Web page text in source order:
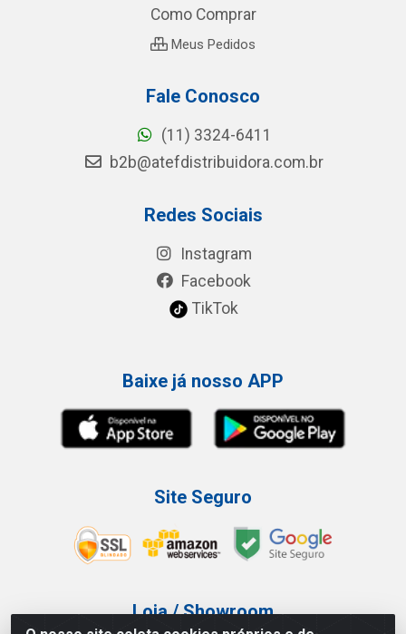
Como Comprar
Meus Pedidos
Fale Conosco
(11) 3324-6411
b2b@atefdistribuidora.com.br
Redes Sociais
Instagram
Facebook
TikTok
Baixe já nosso APP
Site Seguro
Loja / Showroom